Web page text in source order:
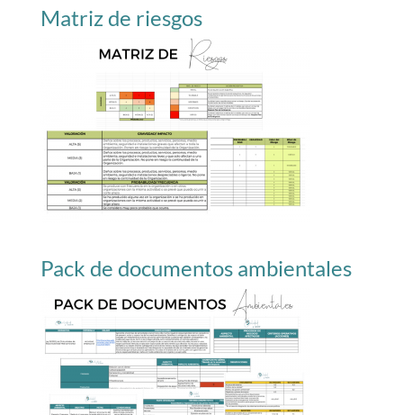
Matriz de riesgos
Pack de documentos ambientales